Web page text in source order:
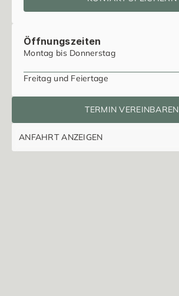
Öffnungszeiten
Montag bis Donnerstag
Freitag und Feiertage
TERMIN VEREINBAREN
ANFAHRT ANZEIGEN